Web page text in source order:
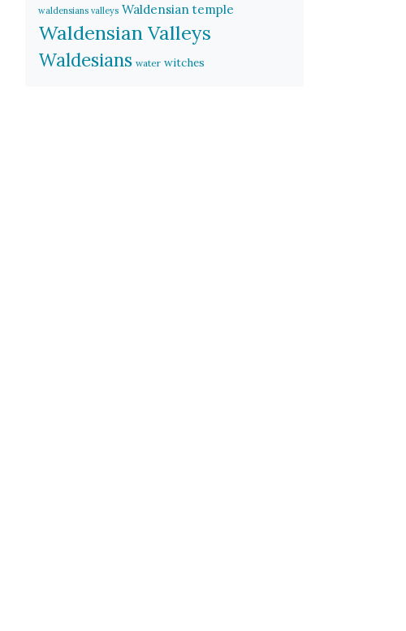
waldensians valleys Waldensian temple
Waldensian Valleys
Waldesians water witches